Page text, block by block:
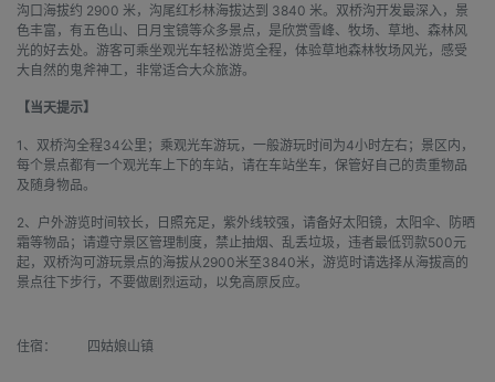
沟口海拔约 2900 米，沟尾红杉林海拔达到 3840 米。双桥沟开发最深入，景
色丰富，有五色山、日月宝镜等众多景点，是欣赏雪峰、牧场、草地、森林风
光的好去处。游客可乘坐观光车轻松游览全程，体验草地森林牧场风光，感受
大自然的鬼斧神工，非常适合大众旅游。
【当天提示】
1、双桥沟全程34公里；乘观光车游玩，一般游玩时间为4小时左右；景区内，
每个景点都有一个观光车上下的车站，请在车站坐车，保管好自己的贵重物品
及随身物品。
2、户外游览时间较长，日照充足，紫外线较强，请备好太阳镜，太阳伞、防晒
霜等物品；请遵守景区管理制度，禁止抽烟、乱丢垃圾，违者最低罚款500元
起，双桥沟可游玩景点的海拔从2900米至3840米，游览时请选择从海拔高的
景点往下步行，不要做剧烈运动，以免高原反应。
住宿： 四姑娘山镇